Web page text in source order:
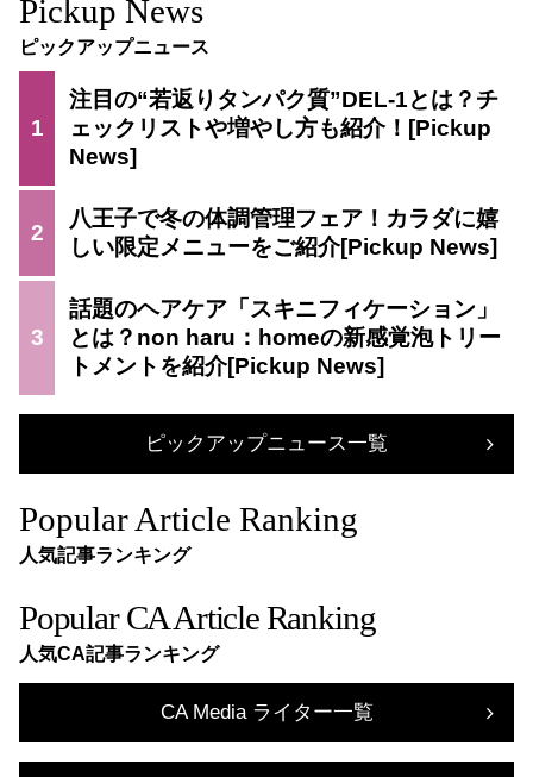
Pickup News
ピックアップニュース
1
注目の“若返りタンパク質”DEL-1とは？チ
ェックリストや増やし方も紹介！
2
八王子で冬の体調管理フェア！カラダに嬉
しい限定メニューをご紹介
3
話題のヘアケア「スキニフィケーション」
とは？non haru：homeの新感覚泡トリー
トメントを紹介
ピックアップニュース一覧
Popular Article Ranking
人気記事ランキング
Popular CA Article Ranking
人気CA記事ランキング
CA Media ライター一覧